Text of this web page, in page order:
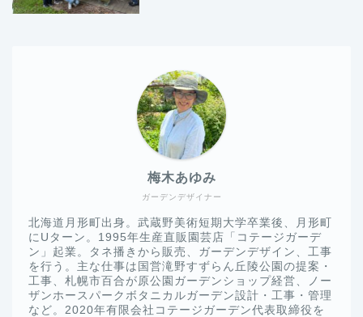
ガーデンデザイナー
梅木あゆみ
北海道月形町出身。武蔵野美術短期大学卒業後、月形町
にUターン。1995年生産直販園芸店「コテージガーデ
ン」起業。タネ播きから販売、ガーデンデザイン、工事
を行う。主な仕事は国営滝野すずらん丘陵公園の提案・
工事、札幌市百合が原公園ガーデンショップ経営、ノー
ザンホースパークボタニカルガーデン設計・工事・管理
など。2020年有限会社コテージガーデン代表取締役を